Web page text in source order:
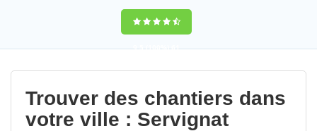
9,5(100%)61
votes
Trouver des chantiers dans
votre ville : Servignat